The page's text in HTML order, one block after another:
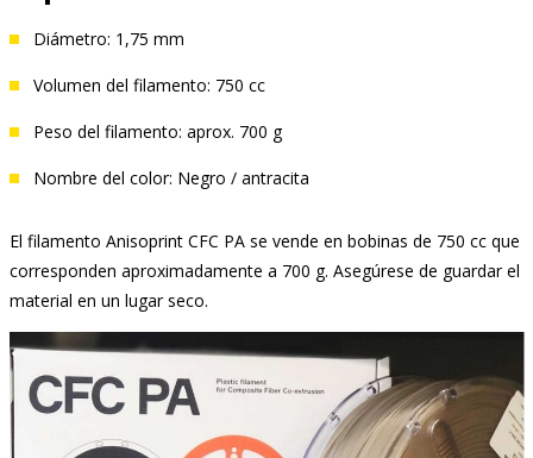
Diámetro: 1,75 mm
Volumen del filamento: 750 cc
Peso del filamento: aprox. 700 g
Nombre del color: Negro / antracita
El filamento Anisoprint CFC PA se vende en bobinas de 750 cc que
corresponden aproximadamente a 700 g. Asegúrese de guardar el
material en un lugar seco.